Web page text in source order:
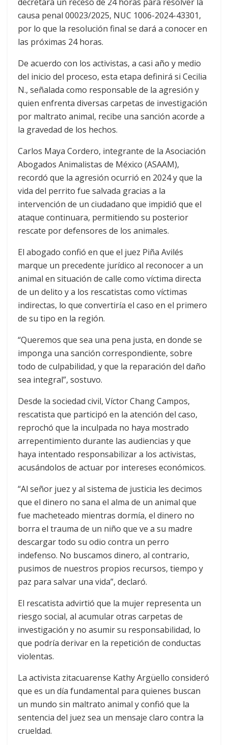
causa penal 00023/2025, NUC 1006-2024-43301,
por lo que la resolución final se dará a conocer en
las próximas 24 horas.
De acuerdo con los activistas, a casi año y medio
del inicio del proceso, esta etapa definirá si Cecilia
N., señalada como responsable de la agresión y
quien enfrenta diversas carpetas de investigación
por maltrato animal, recibe una sanción acorde a
la gravedad de los hechos.
Carlos Maya Cordero, integrante de la Asociación
Abogados Animalistas de México (ASAAM),
recordó que la agresión ocurrió en 2024 y que la
vida del perrito fue salvada gracias a la
intervención de un ciudadano que impidió que el
ataque continuara, permitiendo su posterior
rescate por defensores de los animales.
El abogado confió en que el juez Piña Avilés
marque un precedente jurídico al reconocer a un
animal en situación de calle como víctima directa
de un delito y a los rescatistas como víctimas
indirectas, lo que convertiría el caso en el primero
de su tipo en la región.
“Queremos que sea una pena justa, en donde se
imponga una sanción correspondiente, sobre
todo de culpabilidad, y que la reparación del daño
sea integral”, sostuvo.
Desde la sociedad civil, Víctor Chang Campos,
rescatista que participó en la atención del caso,
reprochó que la inculpada no haya mostrado
arrepentimiento durante las audiencias y que
haya intentado responsabilizar a los activistas,
acusándolos de actuar por intereses económicos.
“Al señor juez y al sistema de justicia les decimos
que el dinero no sana el alma de un animal que
fue macheteado mientras dormía, el dinero no
borra el trauma de un niño que ve a su madre
descargar todo su odio contra un perro
indefenso. No buscamos dinero, al contrario,
pusimos de nuestros propios recursos, tiempo y
paz para salvar una vida”, declaró.
El rescatista advirtió que la mujer representa un
riesgo social, al acumular otras carpetas de
investigación y no asumir su responsabilidad, lo
que podría derivar en la repetición de conductas
violentas.
La activista zitacuarense Kathy Argüello consideró
que es un día fundamental para quienes buscan
un mundo sin maltrato animal y confió que la
sentencia del juez sea un mensaje claro contra la
crueldad.